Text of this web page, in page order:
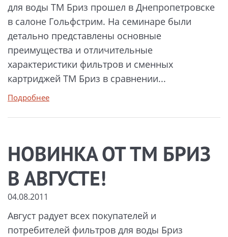
для воды ТМ Бриз прошел в Днепропетровске
в салоне Гольфстрим. На семинаре были
детально представлены основные
преимущества и отличительные
характеристики фильтров и сменных
картриджей ТМ Бриз в сравнении...
Подробнее
НОВИНКА ОТ ТМ БРИЗ
В АВГУСТЕ!
04.08.2011
Август радует всех покупателей и
потребителей фильтров для воды Бриз